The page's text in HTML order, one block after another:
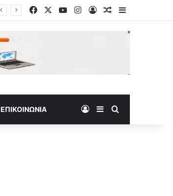
FacebookYouTubeInstagram
Log InRandom Article
Sidebar
ΕΠΙΚΟΙΝΩΝΊΑ Log InSidebar